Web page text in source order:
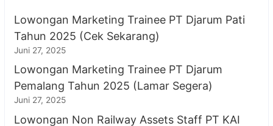
Lowongan Marketing Trainee PT Djarum Pati
Tahun 2025 (Cek Sekarang)
Juni 27, 2025
Lowongan Marketing Trainee PT Djarum
Pemalang Tahun 2025 (Lamar Segera)
Juni 27, 2025
Lowongan Non Railway Assets Staff PT KAI